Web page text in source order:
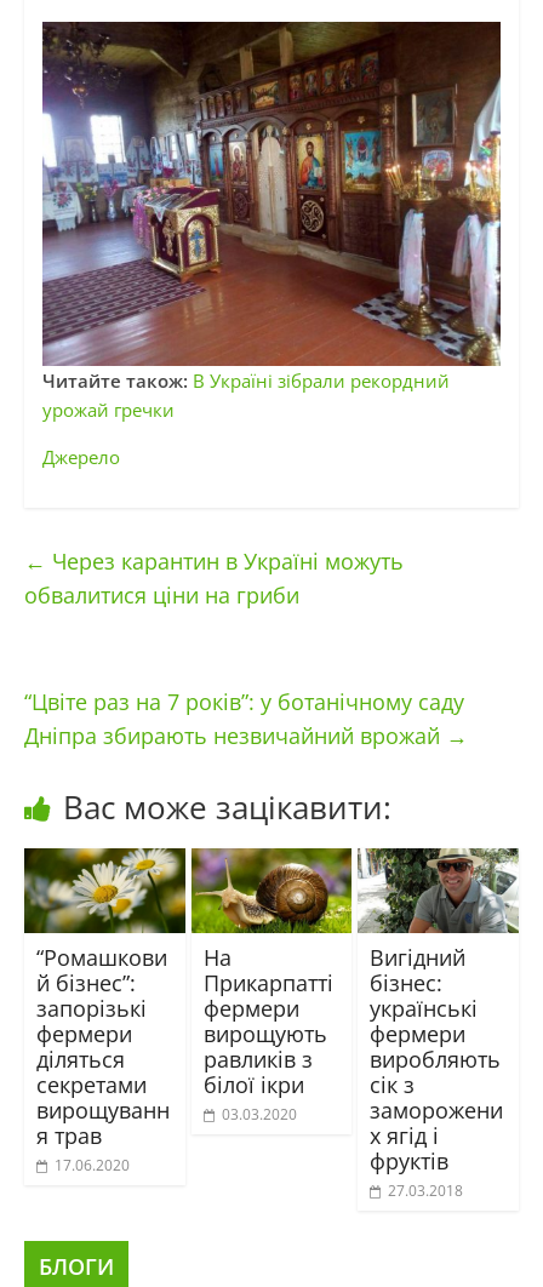
Читайте також: В Україні зібрали рекордний
урожай гречки
Джерело
← Через карантин в Україні можуть
обвалитися ціни на гриби
“Цвіте раз на 7 років”: у ботанічному саду
Дніпра збирають незвичайний врожай →
Вас може зацікавити:
“Ромашкови
й бізнес”:
запорізькі
фермери
діляться
секретами
вирощуванн
я трав
17.06.2020
На
Прикарпатті
фермери
вирощують
равликів з
білої ікри
03.03.2020
Вигідний
бізнес:
українські
фермери
виробляють
сік з
заморожени
х ягід і
фруктів
27.03.2018
БЛОГИ